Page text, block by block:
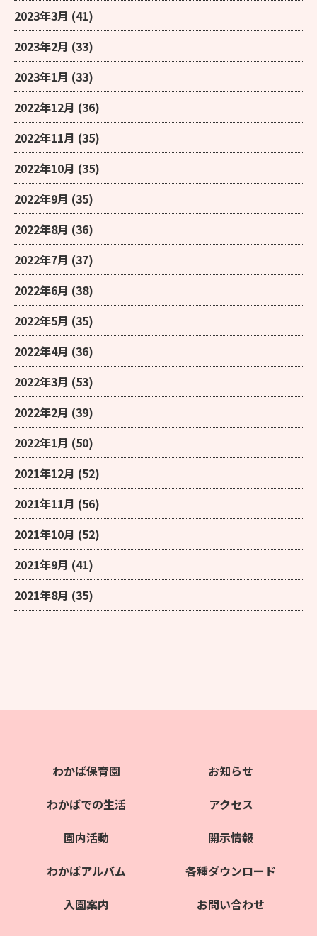
2023年3月 (41)
2023年2月 (33)
2023年1月 (33)
2022年12月 (36)
2022年11月 (35)
2022年10月 (35)
2022年9月 (35)
2022年8月 (36)
2022年7月 (37)
2022年6月 (38)
2022年5月 (35)
2022年4月 (36)
2022年3月 (53)
2022年2月 (39)
2022年1月 (50)
2021年12月 (52)
2021年11月 (56)
2021年10月 (52)
2021年9月 (41)
2021年8月 (35)
わかば保育園
わかばでの生活
園内活動
わかばアルバム
入園案内
お知らせ
アクセス
開示情報
各種ダウンロード
お問い合わせ